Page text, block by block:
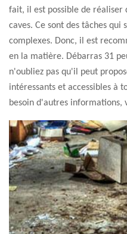
fait, il est possible de réaliser
caves. Ce sont des tâches
complexes. Donc, il est
en la matière. Débarras 31
n'oubliez pas qu'il peut
intéressants et accessibles à
besoin d'autres informations,